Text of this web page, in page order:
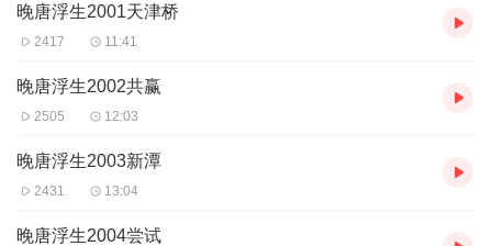
晚唐浮生2001天津桥
2417 11:41
晚唐浮生2002共赢
2505 12:03
晚唐浮生2003新潭
2431 13:04
晚唐浮生2004尝试